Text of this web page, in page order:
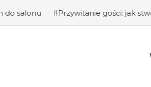
gości: jak stworzyć ciekawe